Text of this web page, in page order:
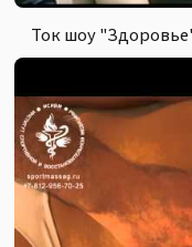
Ток шоу